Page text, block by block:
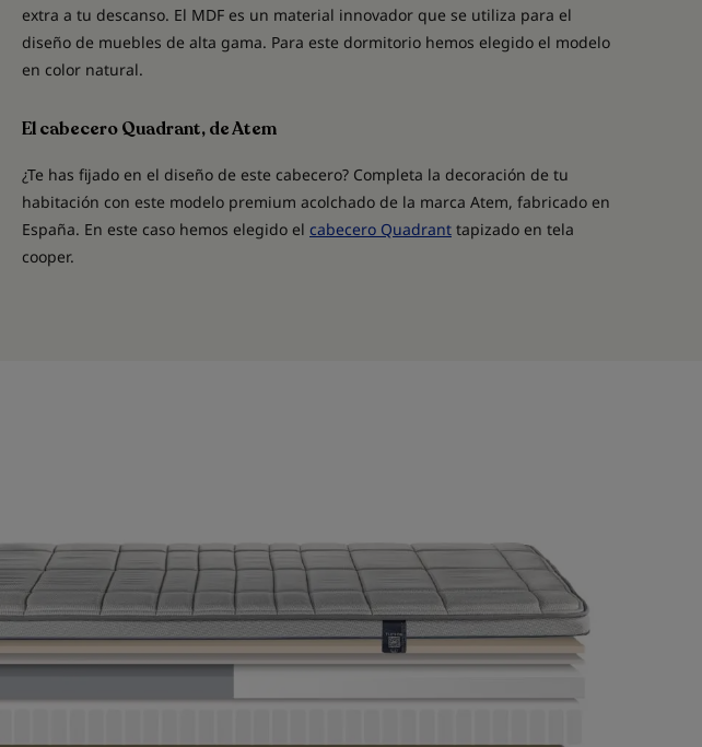
extra a tu descanso. El MDF es un material innovador que se utiliza para el
diseño de muebles de alta gama. Para este dormitorio hemos elegido el modelo
en color natural.
El cabecero Quadrant, de Atem
¿Te has fijado en el diseño de este cabecero? Completa la decoración de tu
habitación con este modelo premium acolchado de la marca Atem, fabricado en
España. En este caso hemos elegido el cabecero Quadrant tapizado en tela
cooper.